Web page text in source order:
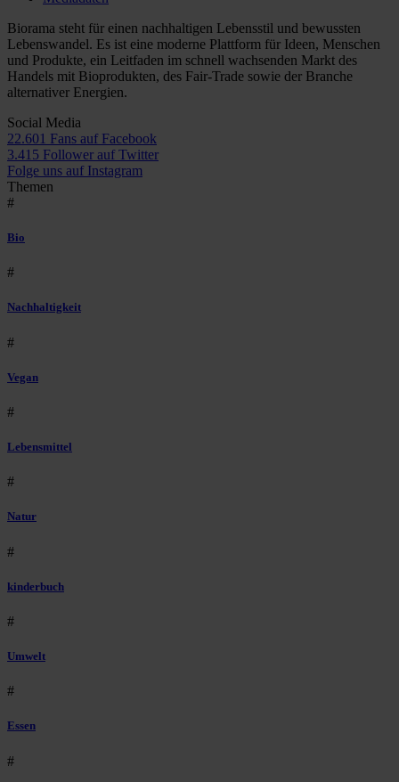
Biorama steht für einen nachhaltigen Lebensstil und bewussten
Lebenswandel. Es ist eine moderne Plattform für Ideen, Menschen
und Produkte, ein Leitfaden im schnell wachsenden Markt des
Handels mit Bioprodukten, des Fair-Trade sowie der Branche
alternativer Energien.
Social Media
22.601 Fans auf Facebook
3.415 Follower auf Twitter
Folge uns auf Instagram
Themen
#
Bio
#
Nachhaltigkeit
#
Vegan
#
Lebensmittel
#
Natur
#
kinderbuch
#
Umwelt
#
Essen
#